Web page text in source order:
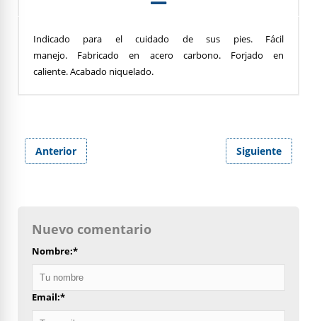
Indicado para el cuidado de sus pies. Fácil
manejo. Fabricado en acero carbono. Forjado en
caliente.Acabado niquelado.
Anterior Siguiente
Nuevo comentario
Nombre:*
Email:*